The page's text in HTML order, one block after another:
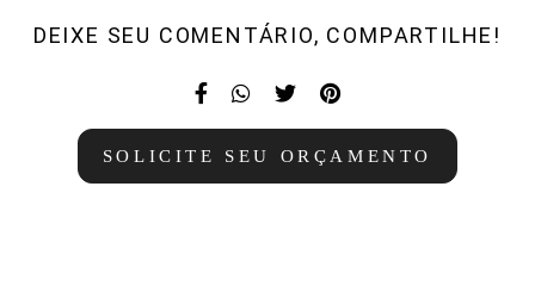
DEIXE SEU COMENTÁRIO, COMPARTILHE!
SOLICITE SEU ORÇAMENTO